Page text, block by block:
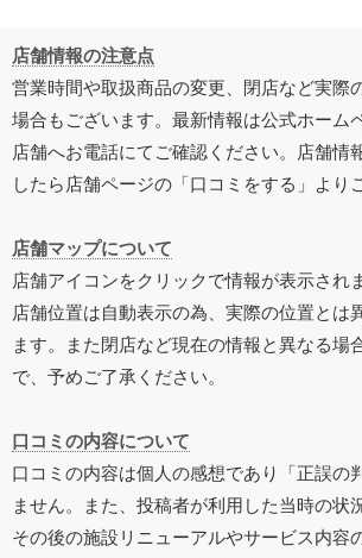
店舗情報の注意点
営業時間や取扱商品の変更、閉店など実際
場合もございます。最新情報は公式ホーム
店舗へお電話にてご確認ください。店舗情
したら店舗ページの「口コミをする」より
店舗マップについて
店舗アイコンをクリックで情報が表示され
店舗位置は自動表示の為、実際の位置とは
ます。また閉店など現在の情報と異なる場
で、予めご了承ください。
口コミの内容について
口コミの内容は個人の感想であり「正誤の
ません。また、投稿者が利用した当時の状
その後の施設リニューアルやサービス内容